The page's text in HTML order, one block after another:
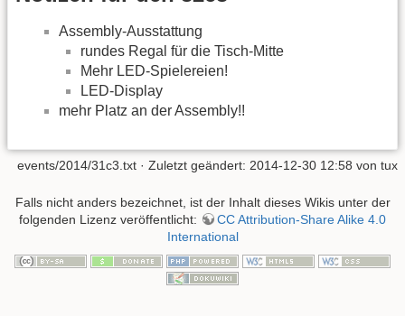
Assembly-Ausstattung
rundes Regal für die Tisch-Mitte
Mehr LED-Spielereien!
LED-Display
mehr Platz an der Assembly!!
events/2014/31c3.txt · Zuletzt geändert: 2014-12-30 12:58 von tux
Falls nicht anders bezeichnet, ist der Inhalt dieses Wikis unter der
folgenden Lizenz veröffentlicht:
CC Attribution-Share Alike 4.0
International